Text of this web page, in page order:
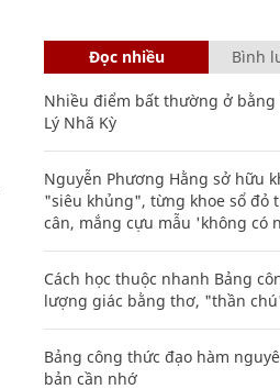
Đọc nhiều Bình
Nhiều điểm bất thường ở bằng
Lý Nhã Kỳ
Nguyễn Phương Hằng sở hữu
"siêu khủng", từng khoe sổ đỏ
cân, mắng cựu mẫu 'không có
Cách học thuộc nhanh Bảng
lượng giác bằng thơ, "thần
Bảng công thức đạo hàm
bản cần nhớ